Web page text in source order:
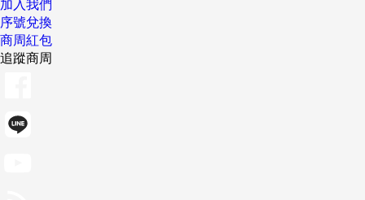
加入我們
序號兌換
商周紅包
追蹤商周